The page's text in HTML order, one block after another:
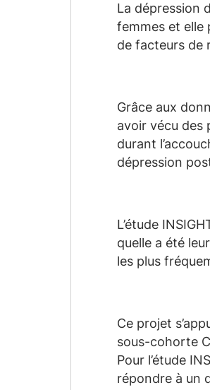
La dépression
femmes et elle
de facteurs de
Grâce aux
avoir vécu des
durant
dépression
L’étude
quelle a été
les plus
Ce projet
sous-cohorte
Pour l’étude
répondre à un